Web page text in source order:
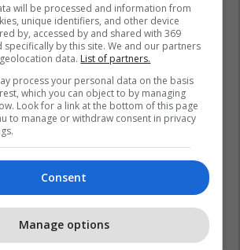
will be processed and information from
unique identifiers, and other device
by, accessed by and shared with 369
specifically by this site. We and our partners
data. List of partners.
process your personal data on the basis
which you can object to by managing
Look for a link at the bottom of this page
to manage or withdraw consent in privacy
Consent
Manage options